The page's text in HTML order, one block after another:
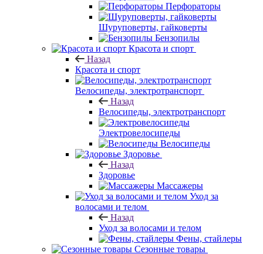
Перфораторы
Шуруповерты, гайковерты
Бензопилы
Красота и спорт
Назад
Красота и спорт
Велосипеды, электротранспорт
Назад
Велосипеды, электротранспорт
Электровелосипеды
Велосипеды
Здоровье
Назад
Здоровье
Массажеры
Уход за
волосами и телом
Назад
Уход за волосами и телом
Фены, стайлеры
Сезонные товары